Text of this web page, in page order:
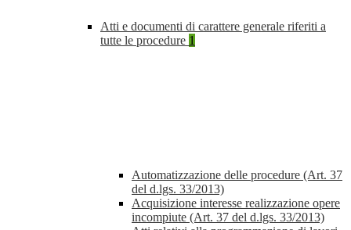
Atti e documenti di carattere generale riferiti a
tutte le procedure 1
Automatizzazione delle procedure (Art. 37
del d.lgs. 33/2013)
Acquisizione interesse realizzazione opere
incompiute (Art. 37 del d.lgs. 33/2013)